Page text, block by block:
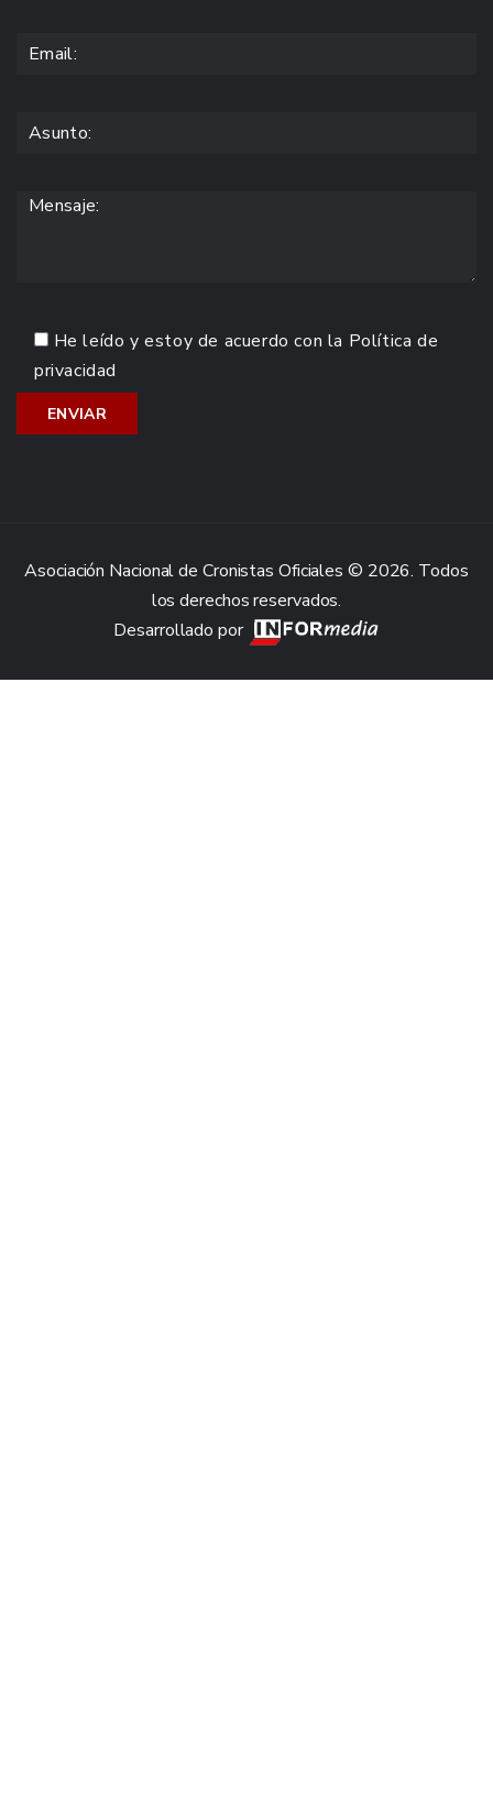
He leído y estoy de acuerdo con la Política de
privacidad
Asociación Nacional de Cronistas Oficiales © 2026. Todos
los derechos reservados.
Desarrollado por